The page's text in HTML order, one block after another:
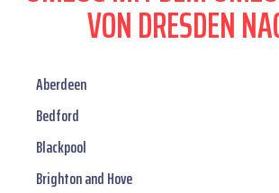
VON DRESDEN
Aberdeen
Bedford
Blackpool
Brighton and Hove